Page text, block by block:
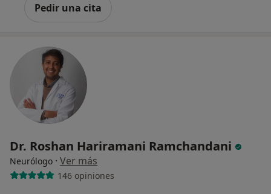
Pedir una cita
Dr. Roshan Hariramani Ramchandani
Neurólogo · Ver más
146 opiniones